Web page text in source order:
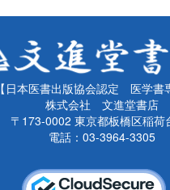
【日本医書出版協会認定 医学書
株式会社 文進堂書店
〒173-0002 東京都板橋区稲荷
電話：03-3964-3305